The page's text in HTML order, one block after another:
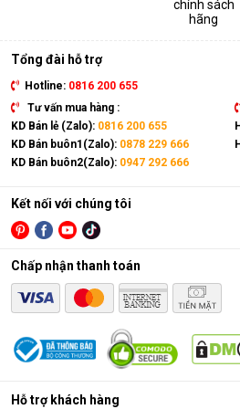
thiết bị. Sản phẩm có kích thước
xe và tay cầm nên có thể dễ dàng
Điều hòa di động
Các chức năng chính của máy
chính sách
hãng
Tổng đài hỗ trợ
Hotline: 0816 200 655
Tư vấn mua hàng :
KD Bán lẻ (Zalo): 0816 200 655
KD Bán buôn1(Zalo): 0878 229 666
KD Bán buôn2(Zalo): 0947 292 666
Hỗ trợ khách hàng
Kết nối với chúng tôi
Chấp nhận thanh toán